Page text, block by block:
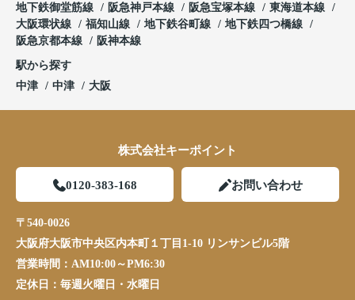
地下鉄御堂筋線
阪急神戸本線 阪急宝塚本線
東海道本線
大阪環状線
福知山線 地下鉄谷町線
地下鉄四つ橋線
阪急京都本線
阪神本線
駅から探す
中津
中津 大阪
株式会社キーポイント
0120-383-168 お問い合わせ
〒540-0026
大阪府大阪市中央区内本町１丁目1-10 リンサンビル5階
営業時間： AM10:00～PM6:30
定休日： 毎週火曜日・水曜日